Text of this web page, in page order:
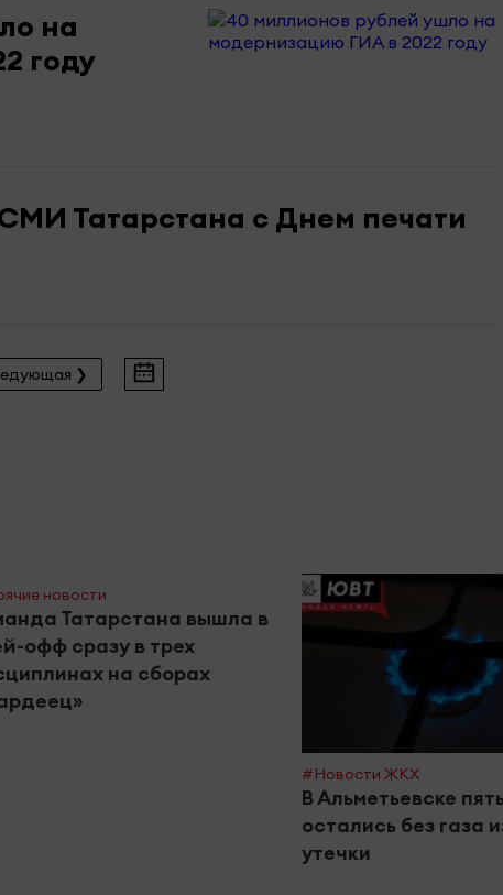
на
году
Татарстана с Днем печати
❯
новости
Татарстана вышла в
офф сразу в трех
на сборах
#Новости ЖКХ
В Альметьевске
остались без газа
утечки